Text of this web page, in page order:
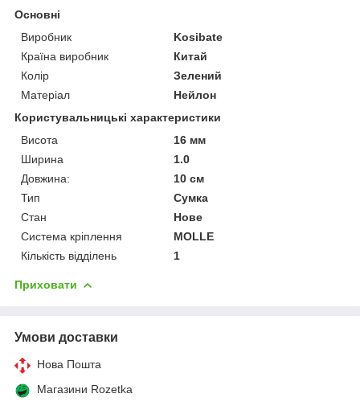
Основні
Виробник
Kosibate
Країна виробник
Китай
Колір
Зелений
Матеріал
Нейлон
Користувальницькі характеристики
Висота
16 мм
Ширина
1.0
Довжина:
10 см
Тип
Сумка
Стан
Нове
Система кріплення
MOLLE
Кількість відділень
1
Приховати
Умови доставки
Нова Пошта
Магазини Rozetka